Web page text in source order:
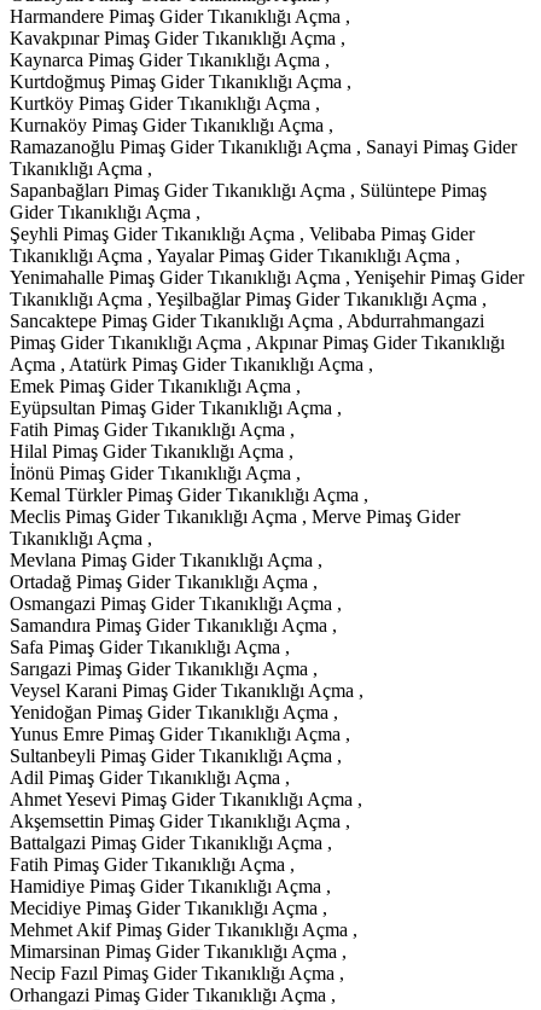
Harmandere Pimaş Gider Tıkanıklığı Açma ,
Kavakpınar Pimaş Gider Tıkanıklığı Açma ,
Kaynarca Pimaş Gider Tıkanıklığı Açma ,
Kurtdoğmuş Pimaş Gider Tıkanıklığı Açma ,
Kurtköy Pimaş Gider Tıkanıklığı Açma ,
Kurnaköy Pimaş Gider Tıkanıklığı Açma ,
Ramazanoğlu Pimaş Gider Tıkanıklığı Açma , Sanayi Pimaş Gider
Tıkanıklığı Açma ,
Sapanbağları Pimaş Gider Tıkanıklığı Açma , Sülüntepe Pimaş
Gider Tıkanıklığı Açma ,
Şeyhli Pimaş Gider Tıkanıklığı Açma , Velibaba Pimaş Gider
Tıkanıklığı Açma , Yayalar Pimaş Gider Tıkanıklığı Açma ,
Yenimahalle Pimaş Gider Tıkanıklığı Açma , Yenişehir Pimaş Gider
Tıkanıklığı Açma , Yeşilbağlar Pimaş Gider Tıkanıklığı Açma ,
Sancaktepe Pimaş Gider Tıkanıklığı Açma , Abdurrahmangazi
Pimaş Gider Tıkanıklığı Açma , Akpınar Pimaş Gider Tıkanıklığı
Açma , Atatürk Pimaş Gider Tıkanıklığı Açma ,
Emek Pimaş Gider Tıkanıklığı Açma ,
Eyüpsultan Pimaş Gider Tıkanıklığı Açma ,
Fatih Pimaş Gider Tıkanıklığı Açma ,
Hilal Pimaş Gider Tıkanıklığı Açma ,
İnönü Pimaş Gider Tıkanıklığı Açma ,
Kemal Türkler Pimaş Gider Tıkanıklığı Açma ,
Meclis Pimaş Gider Tıkanıklığı Açma , Merve Pimaş Gider
Tıkanıklığı Açma ,
Mevlana Pimaş Gider Tıkanıklığı Açma ,
Ortadağ Pimaş Gider Tıkanıklığı Açma ,
Osmangazi Pimaş Gider Tıkanıklığı Açma ,
Samandıra Pimaş Gider Tıkanıklığı Açma ,
Safa Pimaş Gider Tıkanıklığı Açma ,
Sarıgazi Pimaş Gider Tıkanıklığı Açma ,
Veysel Karani Pimaş Gider Tıkanıklığı Açma ,
Yenidoğan Pimaş Gider Tıkanıklığı Açma ,
Yunus Emre Pimaş Gider Tıkanıklığı Açma ,
Sultanbeyli Pimaş Gider Tıkanıklığı Açma ,
Adil Pimaş Gider Tıkanıklığı Açma ,
Ahmet Yesevi Pimaş Gider Tıkanıklığı Açma ,
Akşemsettin Pimaş Gider Tıkanıklığı Açma ,
Battalgazi Pimaş Gider Tıkanıklığı Açma ,
Fatih Pimaş Gider Tıkanıklığı Açma ,
Hamidiye Pimaş Gider Tıkanıklığı Açma ,
Mecidiye Pimaş Gider Tıkanıklığı Açma ,
Mehmet Akif Pimaş Gider Tıkanıklığı Açma ,
Mimarsinan Pimaş Gider Tıkanıklığı Açma ,
Necip Fazıl Pimaş Gider Tıkanıklığı Açma ,
Orhangazi Pimaş Gider Tıkanıklığı Açma ,